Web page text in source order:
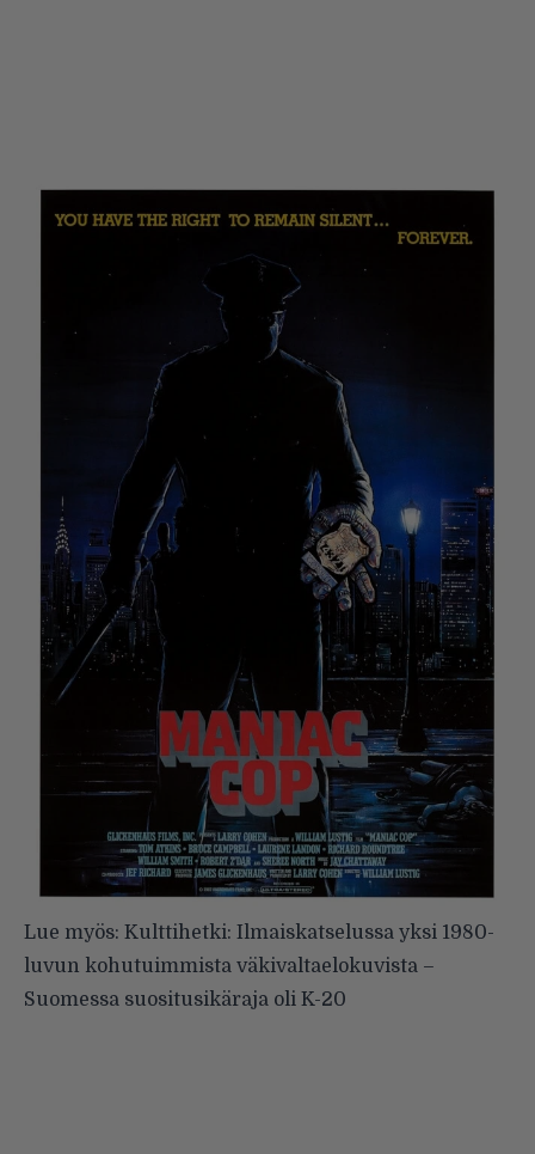
Lue myös: Kulttihetki: Ilmaiskatselussa yksi 1980-
luvun kohutuimmista väkivaltaelokuvista –
Suomessa suositusikäraja oli K-20